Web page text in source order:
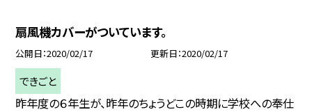
扇風機カバーがついています。
公開日 2020/02/17 更新日 2020/02/17
できごと
昨年度の６年生が、昨年のちょうどこの時期に学校への奉仕